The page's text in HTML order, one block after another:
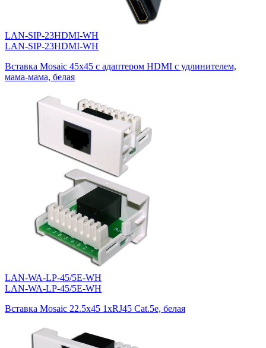
LAN-SIP-23HDMI-WH
LAN-SIP-23HDMI-WH
Вставка Mosaic 45x45 с адаптером HDMI с удлинителем,
мама-мама, белая
LAN-WA-LP-45/5E-WH
LAN-WA-LP-45/5E-WH
Вставка Mosaic 22.5x45 1xRJ45 Cat.5e, белая